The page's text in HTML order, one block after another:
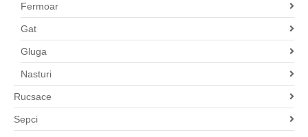
Fermoar
Gat
Gluga
Nasturi
Rucsace
Sepci